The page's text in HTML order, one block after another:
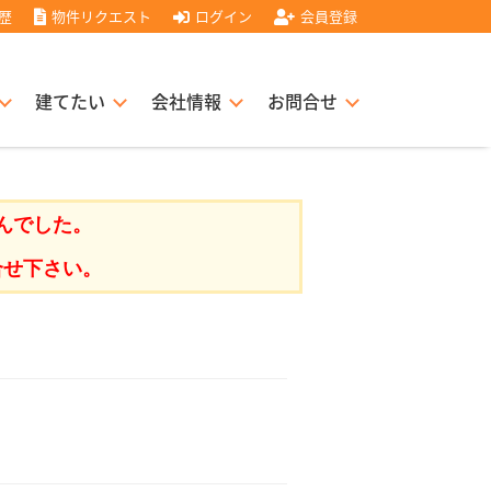
物件リクエスト ログイン 会員登録
建てたい 会社情報
経営理念
お問合せ
住宅販売協力店募集
した。
下さい。